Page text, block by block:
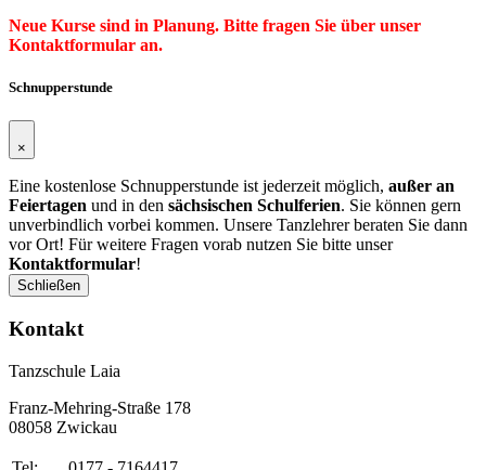
Neue Kurse sind in Planung. Bitte fragen Sie über unser
Kontaktformular an.
Schnupperstunde
×
Eine kostenlose Schnupperstunde ist jederzeit möglich, außer an
Feiertagen und in den sächsischen Schulferien. Sie können gern
unverbindlich vorbei kommen. Unsere Tanzlehrer beraten Sie dann
vor Ort! Für weitere Fragen vorab nutzen Sie bitte unser
Kontaktformular!
Schließen
Kontakt
Tanzschule Laia
Franz-Mehring-Straße 178
08058 Zwickau